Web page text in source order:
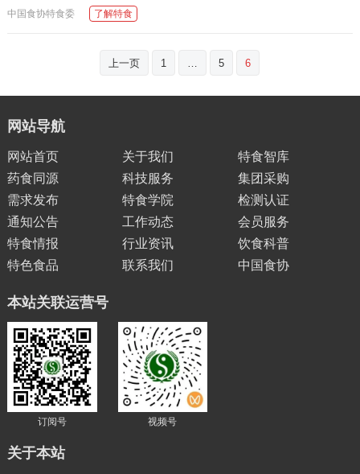
中国食协特食委 了解特食
页
上一页 1 … 5 6
网站导航
网站首页 关于我们
特食智库
药食同源
科技服务
集团采购
需求发布
特食学院
检测认证
通知公告
工作动态
会员服务
特食情报
行业资讯
饮食科普
特色食品
联系我们 中国食协
本站关联运营号
订阅号 视频号
关于本站